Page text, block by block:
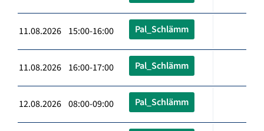
11.08.2026 15:00-16:00 Pal_Schlämm
11.08.2026 16:00-17:00 Pal_Schlämm
12.08.2026 08:00-09:00 Pal_Schlämm